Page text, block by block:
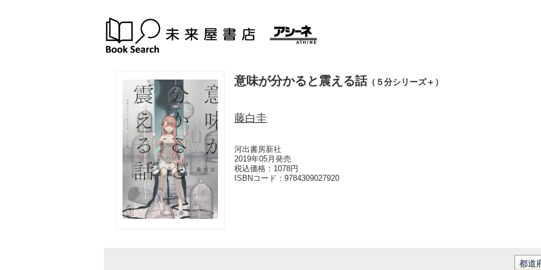
意味が分かると震える話（５分シリーズ＋）
藤白圭
河出書房新社
2019年05月発売
税込価格：1078円
ISBNコード： 9784309027920